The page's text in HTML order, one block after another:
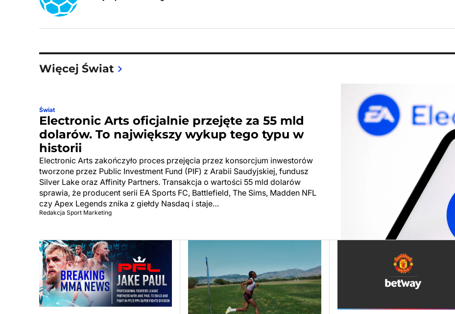
Więcej Świat
Świat
Electronic Arts oficjalnie przejęte za 55 mld
dolarów. To największy wykup tego typu w
historii
Electronic Arts zakończyło proces przejęcia przez konsorcjum inwestorów
tworzone przez Public Investment Fund (PIF) z Arabii Saudyjskiej, fundusz
Silver Lake oraz Affinity Partners. Transakcja o wartości 55 mld dolarów
sprawia, że producent serii EA Sports FC, Battlefield, The Sims, Madden NFL
czy Apex Legends znika z giełdy Nasdaq i staje…
Redakcja Sport Marketing